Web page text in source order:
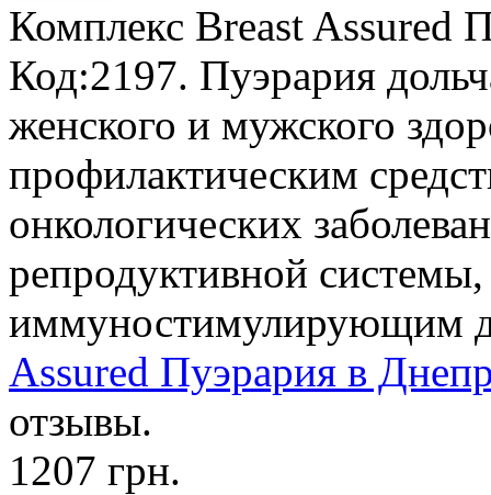
Комплекс Breast Assured
Код:2197. Пуэрария
женского и мужского
профилактическим
онкологических
репродуктивной
иммуностимулирующим
Assured Пуэрария в
отзывы.
1207 грн.